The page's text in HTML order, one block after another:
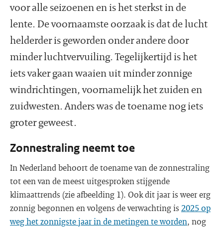
voor alle seizoenen en is het sterkst in de
lente. De voornaamste oorzaak is dat de lucht
helderder is geworden onder andere door
minder luchtvervuiling. Tegelijkertijd is het
iets vaker gaan waaien uit minder zonnige
windrichtingen, voornamelijk het zuiden en
zuidwesten. Anders was de toename nog iets
groter geweest.
Zonnestraling neemt toe
In Nederland behoort de toename van de zonnestraling
tot een van de meest uitgesproken stijgende
klimaattrends (zie afbeelding 1). Ook dit jaar is weer erg
zonnig begonnen en volgens de verwachting is 2025 op
weg het zonnigste jaar in de metingen te worden, nog